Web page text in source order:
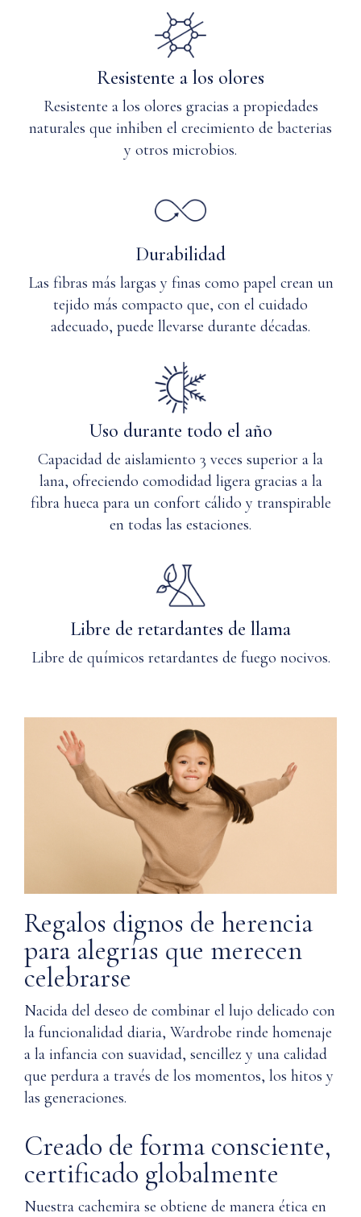
Resistente a los olores
Resistente a los olores gracias a propiedades
naturales que inhiben el crecimiento de bacterias
y otros microbios.
Durabilidad
Las fibras más largas y finas como papel crean un
tejido más compacto que, con el cuidado
adecuado, puede llevarse durante décadas.
Uso durante todo el año
Capacidad de aislamiento 3 veces superior a la
lana, ofreciendo comodidad ligera gracias a la
fibra hueca para un confort cálido y transpirable
en todas las estaciones.
Libre de retardantes de llama
Libre de químicos retardantes de fuego nocivos.
Regalos dignos de herencia
para alegrías que merecen
celebrarse
Nacida del deseo de combinar el lujo delicado con
la funcionalidad diaria, Wardrobe rinde homenaje
a la infancia con suavidad, sencillez y una calidad
que perdura a través de los momentos, los hitos y
las generaciones.
Creado de forma consciente,
certificado globalmente
Nuestra cachemira se obtiene de manera ética en